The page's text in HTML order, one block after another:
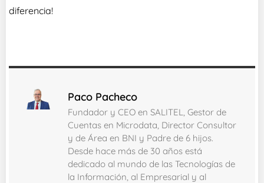
diferencia!
Paco Pacheco
Fundador y CEO en SALITEL, Gestor de
Cuentas en Microdata, Director Consultor
y de Área en BNI y Padre de 6 hijos.
Desde hace más de 30 años está
dedicado al mundo de las Tecnologías de
la Información, al Empresarial y al